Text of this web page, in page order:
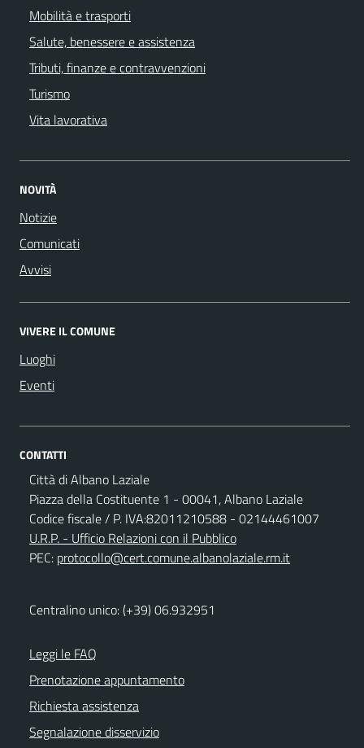
Mobilità e trasporti
Salute, benessere e assistenza
Tributi, finanze e contravvenzioni
Turismo
Vita lavorativa
NOVITÀ
Notizie
Comunicati
Avvisi
VIVERE IL COMUNE
Luoghi
Eventi
CONTATTI
Città di Albano Laziale
Piazza della Costituente 1 - 00041, Albano Laziale
Codice fiscale / P. IVA:82011210588 - 02144461007
U.R.P. - Ufficio Relazioni con il Pubblico
PEC: protocollo@cert.comune.albanolaziale.rm.it
Centralino unico: (+39) 06.932951
Leggi le FAQ
Prenotazione appuntamento
Richiesta assistenza
Segnalazione disservizio